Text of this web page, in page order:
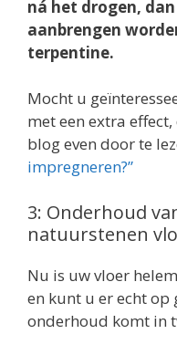
ná het drogen,
aanbrengen
terpentine.
Mocht u
met een extra
blog even door te
impregneren?”
3: Onderhoud
natuurstenen
Nu is uw vloer
en kunt u er echt op
onderhoud komt in